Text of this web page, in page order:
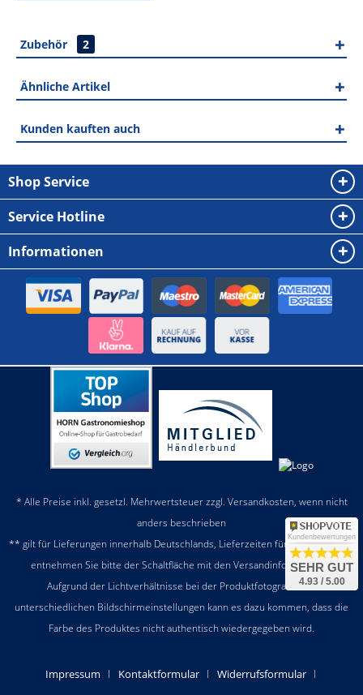
Zubehör 2
Ähnliche Artikel
Kunden kauften auch
Shop Service
Service Hotline
Informationen
* Alle Preise inkl. gesetzl. Mehrwertsteuer zzgl. Versandkosten, wenn nicht
anders beschrieben
** gilt für Lieferungen innerhalb Deutschlands, Lieferzeiten für andere Länder
entnehmen Sie bitte der Schaltfläche mit den Versandinformationen
Aufgrund der Lichtverhältnisse bei der Produktfotografie und
unterschiedlichen Bildschirmeinstellungen kann es dazu kommen, dass die
Farbe des Produktes nicht authentisch wiedergegeben wird.
Impressum Kontaktformular
Widerrufsformular
Kundenbewertungen
SEHR GUT
4.93 / 5.00